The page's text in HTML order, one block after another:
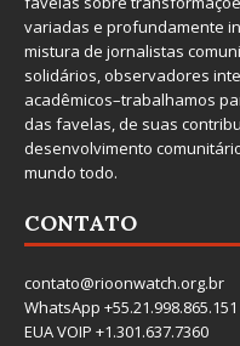
variadas e profundamente
mistura de jornalistas
solidários, observadores
acadêmicos–trabalhamos
das favelas, de suas
desenvolvimento
mundo todo.
CONTATO
contato@rioonwatch.org.br
WhatsApp +55.21.998.865.151
EUA VOIP +1.301.637.7360